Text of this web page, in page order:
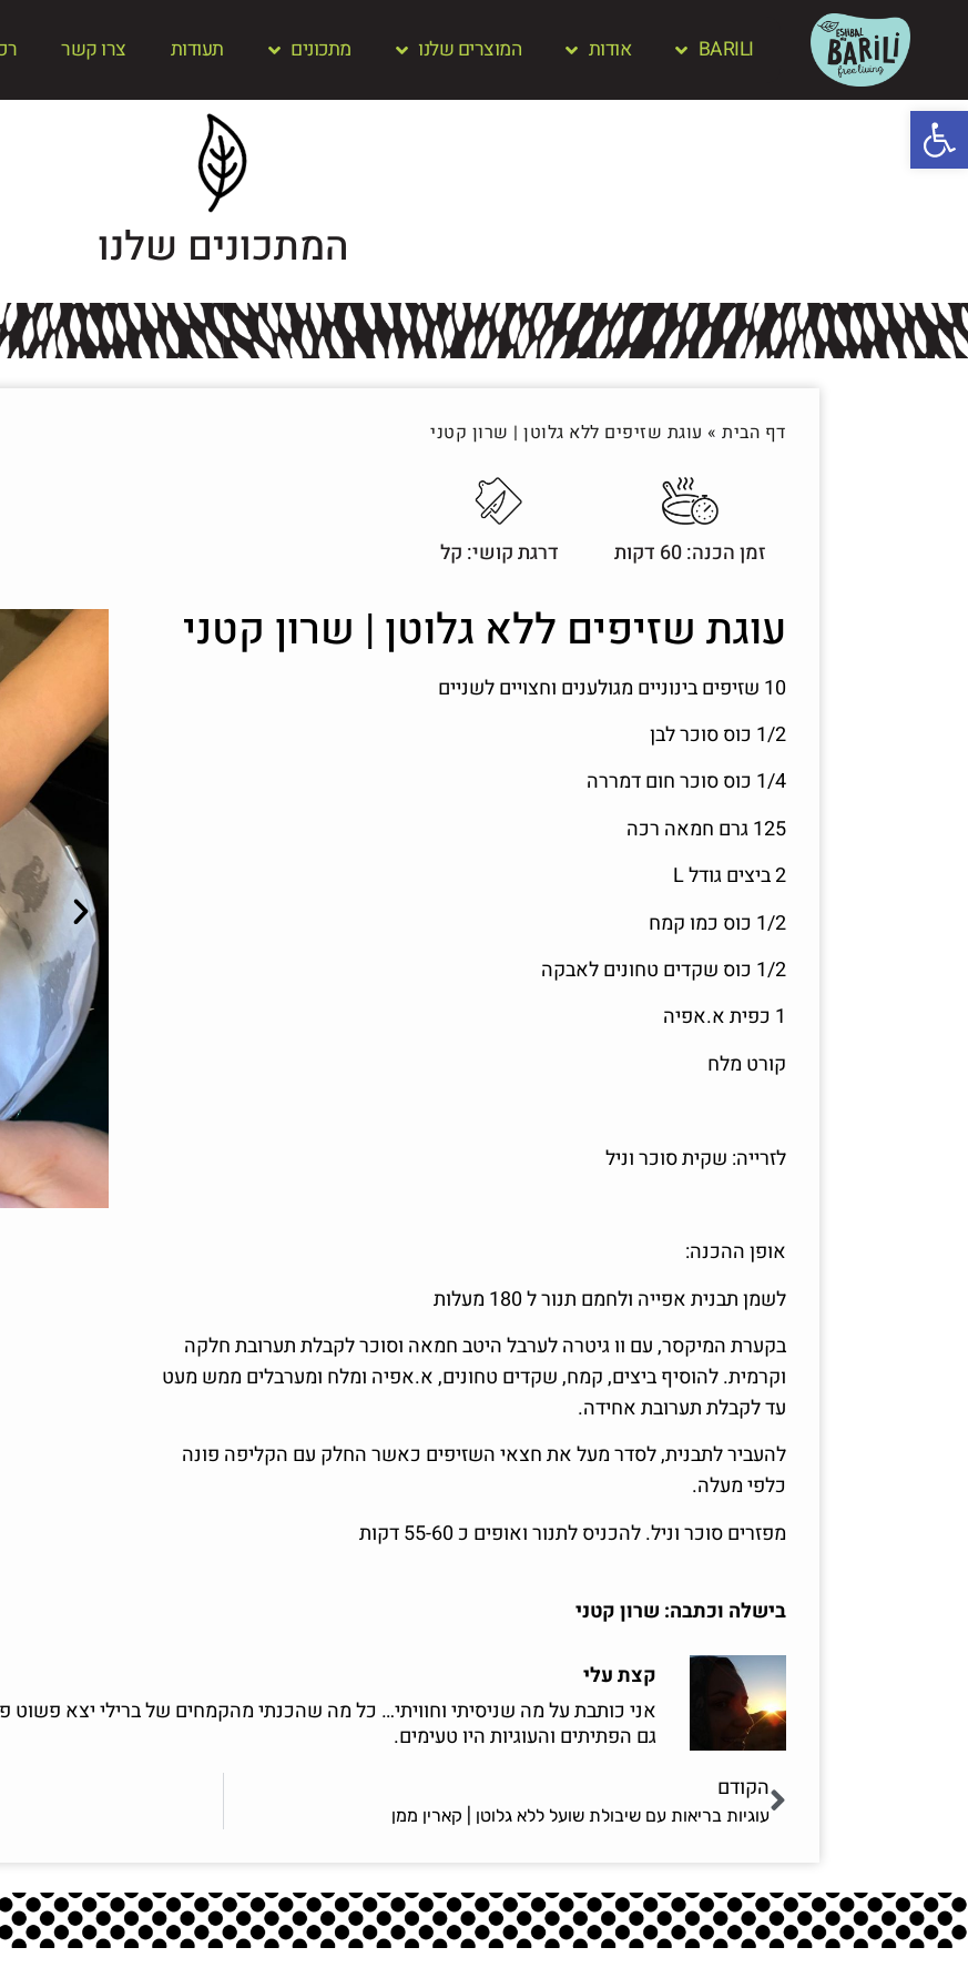
פתח סרגל נגישות
BARILI אודות המוצרים שלנו מתכונים תעודות צרו קשר
המתכונים שלנו
דף הבית» עוגת שזיפים ללא גלוטן | שרון קטני
זמן הכנה: 60 דקות דרגת קושי: קל
עוגת שזיפים ללא גלוטן | שרון קטני
10 שזיפים בינוניים מגולענים וחצויים לשניים
1/2 כוס סוכר לבן
1/4 כוס סוכר חום דמררה
125 גרם חמאה רכה
2 ביצים גודל L
1/2 כוס כמו קמח
1/2 כוס שקדים טחונים לאבקה
1 כפית א.אפיה
קורט מלח
לזרייה: שקית סוכר וניל
אופן ההכנה:
לשמן תבנית אפייה ולחמם תנור ל 180 מעלות
בקערת המיקסר, עם וו גיטרה לערבל היטב חמאה וסוכר לקבלת תערובת חלקה
וקרמית. להוסיף ביצים, קמח, שקדים טחונים, א.אפיה ומלח ומערבלים ממש מעט
עד לקבלת תערובת אחידה.
להעביר לתבנית, לסדר מעל את חצאי השזיפים כאשר החלק עם הקליפה פונה
כלפי מעלה.
מפזרים סוכר וניל. להכניס לתנור ואופים כ 55-60 דקות
בישלה וכתבה: שרון קטני
קצת עלי
אני כותבת על מה שניסיתי וחוויתי… כל מה שהכנתי מהקמחים של ברילי יצא
גם הפתיתים והעוגיות היו טעימים.
הקודם
עוגיות בריאות עם שיבולת שועל ללא גלוטן | קארין ממן